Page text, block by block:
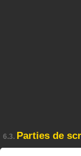
6.3. Parties de